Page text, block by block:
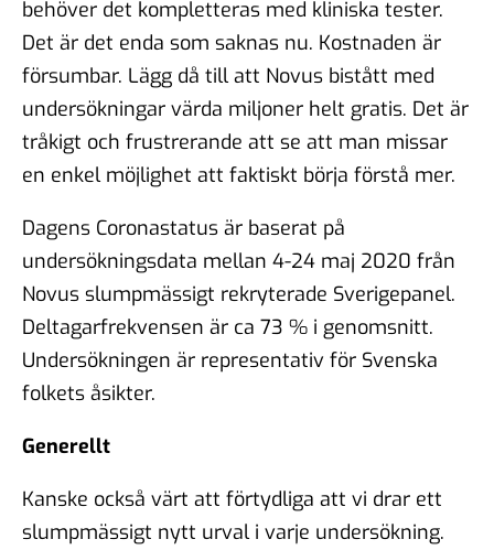
behöver det kompletteras med kliniska tester.
Det är det enda som saknas nu. Kostnaden är
försumbar. Lägg då till att Novus bistått med
undersökningar värda miljoner helt gratis. Det är
tråkigt och frustrerande att se att man missar
en enkel möjlighet att faktiskt börja förstå mer.
Dagens Coronastatus är baserat på
undersökningsdata mellan 4-24 maj 2020 från
Novus slumpmässigt rekryterade Sverigepanel.
Deltagarfrekvensen är ca 73 % i genomsnitt.
Undersökningen är representativ för Svenska
folkets åsikter.
Generellt
Kanske också värt att förtydliga att vi drar ett
slumpmässigt nytt urval i varje undersökning.